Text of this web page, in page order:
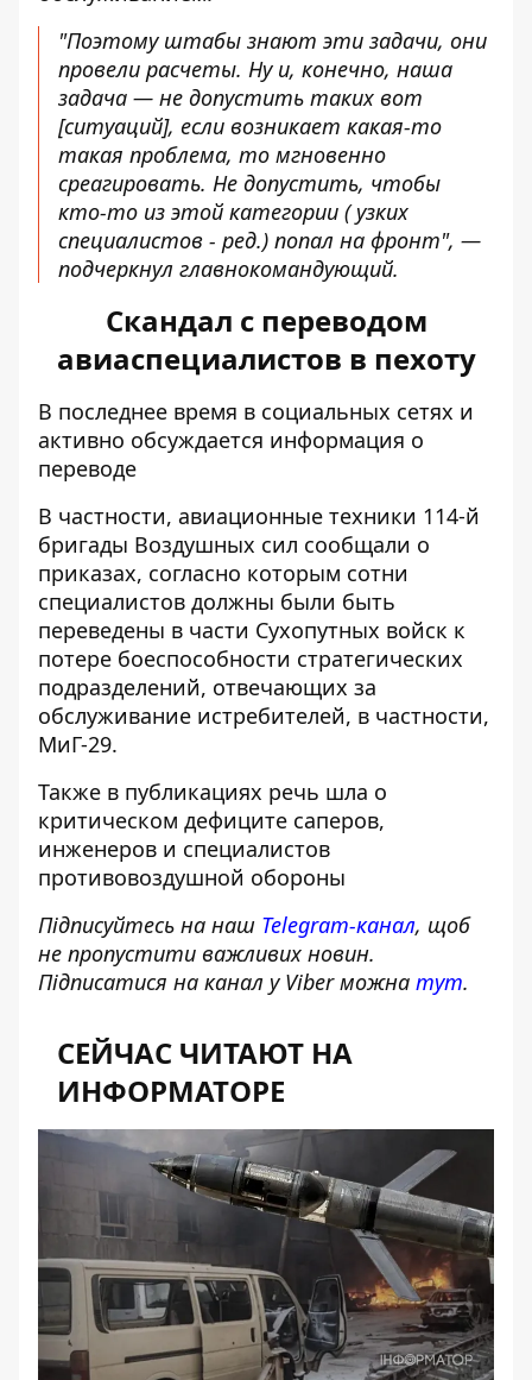
"Поэтому штабы знают эти задачи, они
провели расчеты. Ну и, конечно, наша
задача — не допустить таких вот
[ситуаций], если возникает какая-то
такая проблема, то мгновенно
среагировать. Не допустить, чтобы
кто-то из этой категории (узких
специалистов - ред.) попал на фронт", —
подчеркнул главнокомандующий.
Скандал с переводом
авиаспециалистов в пехоту
В последнее время в социальных сетях и
активно обсуждается информация о
переводе
В частности, авиационные техники 114-й
бригады Воздушных сил сообщали о
приказах, согласно которым сотни
специалистов должны были быть
переведены в части Сухопутных войск к
потере боеспособности стратегических
подразделений, отвечающих за
обслуживание истребителей, в частности,
МиГ-29.
Также в публикациях речь шла о
критическом дефиците саперов,
инженеров и специалистов
противовоздушной обороны
Підписуйтесь на наш Telegram-канал, щоб
не пропустити важливих новин.
Підписатися на канал у Viber можна тут.
СЕЙЧАС ЧИТАЮТ НА
ИНФОРМАТОРЕ